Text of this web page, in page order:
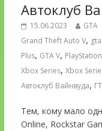
Автоклуб
15.06.2023 GTA
Grand Theft Auto V, gta
Plus, GTA V, PlayStation
Xbox Series, Xbox
Автоклуб Вайнвуда,
Тем, кому мало
Online, Rockstar